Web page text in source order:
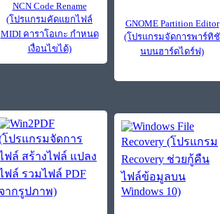
NCN Code Rename
(โปรแกรมคัดแยกไฟล์
MIDI คาราโอเกะ กำหนด
เงื่อนไขได้)
GNOME Partition Editor
(โปรแกรมจัดการพาร์ทิชั
นบนฮาร์ดไดร์ฟ)